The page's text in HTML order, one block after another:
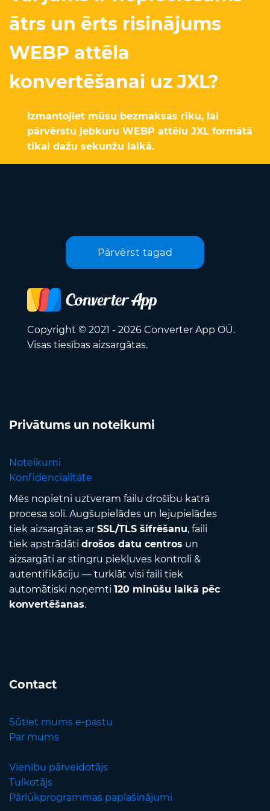
ātrs un ērts risinājums
WEBP attēla
konvertēšanai uz JXL?
Izmantojiet mūsu bezmaksas rīku, lai
pārvērstu jebkuru WEBP attēlu JXL formātā
tikai dažu sekunžu laikā.
Pārvērst tagad
Copyright © 2021 - 2026 Converter App OÜ.
Visas tiesības aizsargātas.
Privātums un noteikumi
Noteikumi
Konfidencialitāte
Mēs nopietni uztveram failu drošību katrā
procesa solī. Augšupielādes un lejupielādes
tiek aizsargātas ar SSL/TLS šifrēšanu, faili
tiek apstrādāti drošos datu centros un
aizsargāti ar stingru piekļuves kontroli &
autentifikāciju — turklāt visi faili tiek
automātiski noņemti 120 minūšu laikā pēc
konvertēšanas.
Contact
Sūtiet mums e-pastu
Par mums
Vienību pārveidotājs
Tulkotājs
Pārlūkprogrammas paplašinājumi